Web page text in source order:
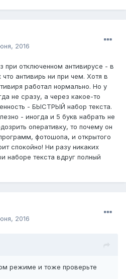
2016
при отключенном антивирусе - в
антивирь ни при чем. Хотя в
работал нормально. Но у
не сразу, а через какое-то
- БЫСТРЫЙ набор текста.
- иногда и 5 букв набрать не
оперативку, то почему он
фотошопа, и открытого
спокойно! Ни разу никаких
наборе текста вдруг полный
2016
режиме и тоже проверьте